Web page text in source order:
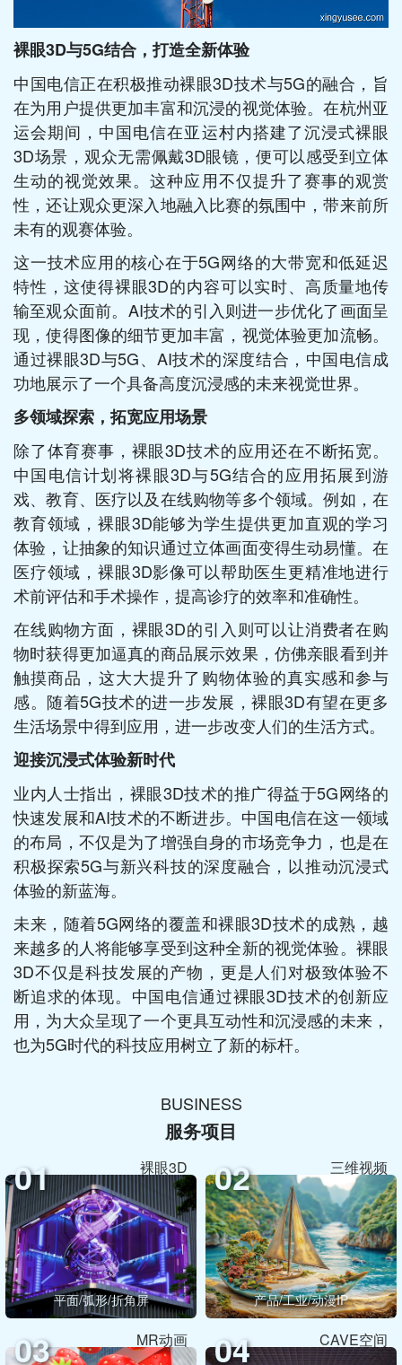
裸眼3D与5G结合，打造全新体验
中国电信正在积极推动裸眼3D技术与5G的融合，旨
在为用户提供更加丰富和沉浸的视觉体验。在杭州亚
运会期间，中国电信在亚运村内搭建了沉浸式裸眼
3D场景，观众无需佩戴3D眼镜，便可以感受到立体
生动的视觉效果。这种应用不仅提升了赛事的观赏
性，还让观众更深入地融入比赛的氛围中，带来前所
未有的观赛体验。
这一技术应用的核心在于5G网络的大带宽和低延迟
特性，这使得裸眼3D的内容可以实时、高质量地传
输至观众面前。AI技术的引入则进一步优化了画面呈
现，使得图像的细节更加丰富，视觉体验更加流畅。
通过裸眼3D与5G、AI技术的深度结合，中国电信成
功地展示了一个具备高度沉浸感的未来视觉世界。
多领域探索，拓宽应用场景
除了体育赛事，裸眼3D技术的应用还在不断拓宽。
中国电信计划将裸眼3D与5G结合的应用拓展到游
戏、教育、医疗以及在线购物等多个领域。例如，在
教育领域，裸眼3D能够为学生提供更加直观的学习
体验，让抽象的知识通过立体画面变得生动易懂。在
医疗领域，裸眼3D影像可以帮助医生更精准地进行
术前评估和手术操作，提高诊疗的效率和准确性。
在线购物方面，裸眼3D的引入则可以让消费者在购
物时获得更加逼真的商品展示效果，仿佛亲眼看到并
触摸商品，这大大提升了购物体验的真实感和参与
感。随着5G技术的进一步发展，裸眼3D有望在更多
生活场景中得到应用，进一步改变人们的生活方式。
迎接沉浸式体验新时代
业内人士指出，裸眼3D技术的推广得益于5G网络的
快速发展和AI技术的不断进步。中国电信在这一领域
的布局，不仅是为了增强自身的市场竞争力，也是在
积极探索5G与新兴科技的深度融合，以推动沉浸式
体验的新蓝海。
未来，随着5G网络的覆盖和裸眼3D技术的成熟，越
来越多的人将能够享受到这种全新的视觉体验。裸眼
3D不仅是科技发展的产物，更是人们对极致体验不
断追求的体现。中国电信通过裸眼3D技术的创新应
用，为大众呈现了一个更具互动性和沉浸感的未来，
也为5G时代的科技应用树立了新的标杆。
BUSINESS
服务项目
01 裸眼3D
平面/弧形/折角屏
02 三维视频
产品/工业/动漫IP
03 MR动画 04 CAVE空间